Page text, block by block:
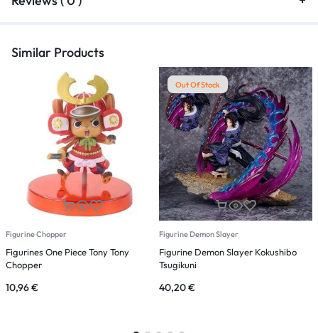
Similar Products
Figurine Chopper
Figurines One Piece Tony Tony
Chopper
10,96€
Out Of Stock
Figurine Demon Slayer
Figurine Demon Slayer Kokushibo
Tsugikuni
40,20€